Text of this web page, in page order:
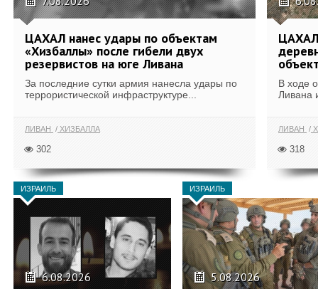
ЦАХАЛ нанес удары по объектам
«Хизбаллы» после гибели двух
резервистов на юге Ливана
За последние сутки армия нанесла удары по
террористической инфраструктуре...
ЛИВАН ХИЗБАЛЛА
302
В ходе
Ливана
ЛИВАН
318
ИЗРАИЛЬ
6.08.2026
ИЗРАИЛЬ
5.08.2026